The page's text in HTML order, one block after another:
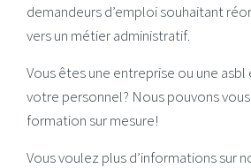
demandeurs d’emploi souhaitant
vers un métier administratif.
Vous êtes une entreprise ou une
votre personnel? Nous pouvons
formation sur mesure!
Vous voulez plus d’informations sur